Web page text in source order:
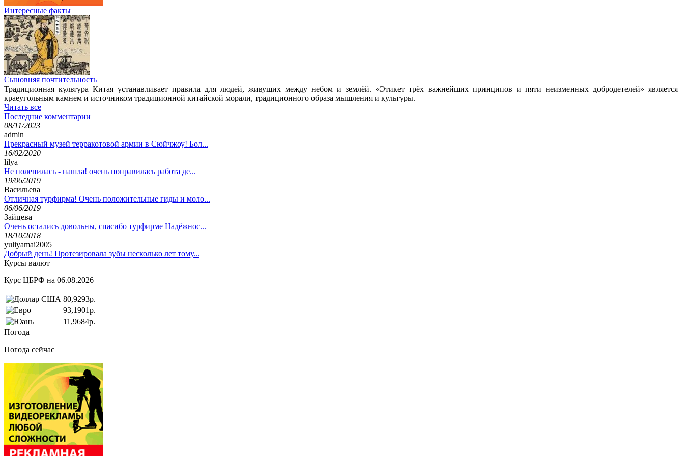
Интересные факты
Сыновняя почтительность
Традиционная культура Китая устанавливает правила для людей, живущих между небом и землёй. «Этикет трёх важнейших принципов и пяти неизменных добродетелей» является
краеугольным камнем и источником традиционной китайской морали, традиционного образа мышления и культуры.
Читать все
Последние комментарии
08/11/2023
admin
Прекрасный музей терракотовой армии в Сюйчжоу! Бол...
16/02/2020
lilya
Не поленилась - нашла! очень понравилась работа де...
19/06/2019
Васильева
Отличная турфирма! Очень положительные гиды и моло...
06/06/2019
Зайцева
Очень остались довольны, спасибо турфирме Надёжнос...
18/10/2018
yuliyamai2005
Добрый день! Протезировала зубы несколько лет тому...
Курсы валют
Курс ЦБРФ на 06.08.2026
80,9293р.
93,1901р.
11,9684р.
Погода
Погода сейчас